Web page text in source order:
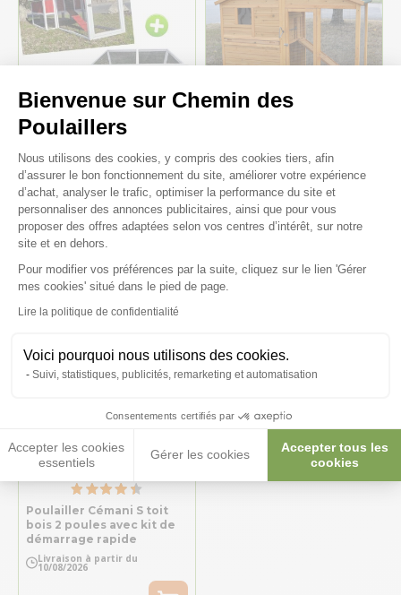
Bienvenue sur Chemin des
Poulaillers
Plateforme de Gestion du
Nous utilisons des cookies, y compris des cookies tiers, afin
d’assurer le bon fonctionnement du site, améliorer votre expérience
d’achat, analyser le trafic, optimiser la performance du site et
personnaliser des annonces publicitaires, ainsi que pour vous
proposer des offres adaptées selon vos centres d’intérêt, sur notre
site et en dehors.
Pour modifier vos préférences par la suite, cliquez sur le lien 'Gérer
mes cookies' situé dans le pied de page.
Lire la politique de confidentialité
Voici pourquoi nous utilisons des cookies.
Suivi, statistiques, publicités, remarketing et automatisation
Consentements certifiés par
Accepter les cookies
essentiels
Gérer les cookies
Accepter tous les
cookies
Axeptio consent
-19%
Poulailler Deluxe rouge
toit shingle vert 10 à 12
poules avec extension
parc grillagé
429,80 €
349,59 €
Poulailler Orava toit
shingle ouvrant 2 à 4
poules
Livraison sous 10 semaines
Poulailler Cémani S toit
bois 2 poules avec kit de
démarrage rapide
Livraison à partir du
10/08/2026